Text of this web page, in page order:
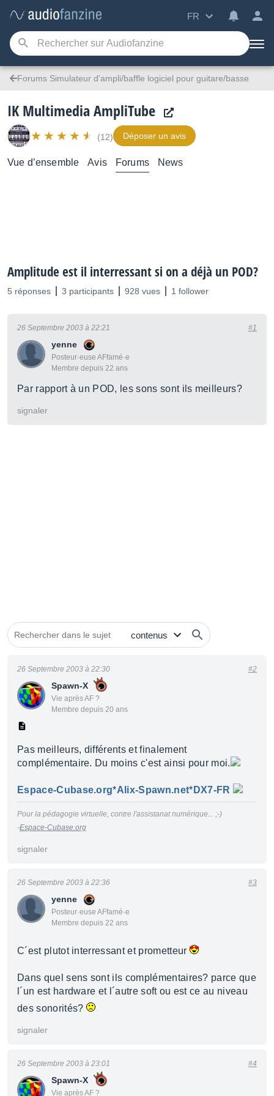
FR
Forums Simulateur d'ampli/baffle logiciel pour guitare/basse
IK Multimedia AmpliTube
(12) Déposer un avis
Vue d’ensemble Avis Forums News
Amplitude est il interressant si on a déjà un POD?
5 réponses 3 participants 928 vues 1 follower
yenne
Posteur·euse AFfamé·e
Membre depuis 22 ans
26 Septembre 2003 à 22:21 #1
Par rapport à un POD, les sons sont ils meilleurs?
signaler
Spawn-X
Vie après AF ?
Membre depuis 20 ans
26 Septembre 2003 à 22:30 #2
Pas meilleurs, différents et finalement
complémentaire. Du moins c'est ainsi pour moi.
Espace-Cubase.org*Alix-Spawn.net* DX7-FR
Pour la pédagogie virtuelle, contre l'assistanat numérique... ;-)
-Espace-Cubase.org
signaler
yenne
Posteur·euse AFfamé·e
Membre depuis 22 ans
26 Septembre 2003 à 22:36 #3
C´est plutot interressant et prometteur
Dans quel sens sont ils complémentaires? parce que
l´un est hardware et l´autre soft ou est ce au niveau
des sonorités?
signaler
Spawn-X
Vie après AF ?
26 Septembre 2003 à 23:01 #4